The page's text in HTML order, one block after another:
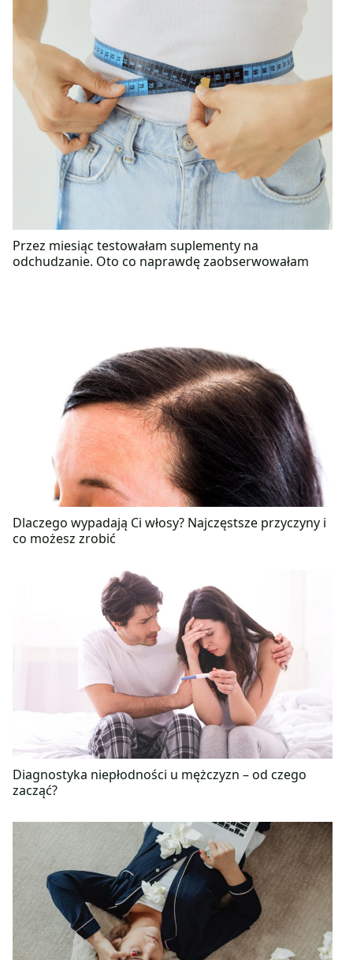
Przez miesiąc testowałam suplementy na
odchudzanie. Oto co naprawdę zaobserwowałam
Dlaczego wypadają Ci włosy? Najczęstsze przyczyny i
co możesz zrobić
Diagnostyka niepłodności u mężczyzn – od czego
zacząć?